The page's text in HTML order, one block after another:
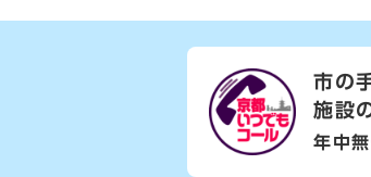
市の
施設
年中